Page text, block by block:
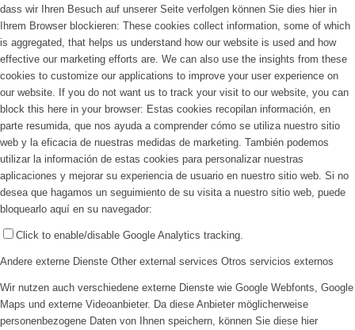
dass wir Ihren Besuch auf unserer Seite verfolgen können Sie dies hier in
Ihrem Browser blockieren: These cookies collect information, some of which
is aggregated, that helps us understand how our website is used and how
effective our marketing efforts are. We can also use the insights from these
cookies to customize our applications to improve your user experience on
our website. If you do not want us to track your visit to our website, you can
block this here in your browser: Estas cookies recopilan información, en
parte resumida, que nos ayuda a comprender cómo se utiliza nuestro sitio
web y la eficacia de nuestras medidas de marketing. También podemos
utilizar la información de estas cookies para personalizar nuestras
aplicaciones y mejorar su experiencia de usuario en nuestro sitio web. Si no
desea que hagamos un seguimiento de su visita a nuestro sitio web, puede
bloquearlo aquí en su navegador:
Click to enable/disable Google Analytics tracking.
Andere externe Dienste Other external services Otros servicios externos
Wir nutzen auch verschiedene externe Dienste wie Google Webfonts, Google
Maps und externe Videoanbieter. Da diese Anbieter möglicherweise
personenbezogene Daten von Ihnen speichern, können Sie diese hier